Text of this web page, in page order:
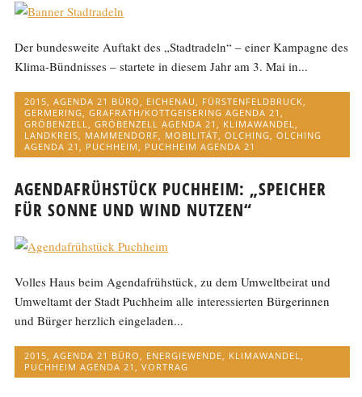
Der bundesweite Auftakt des „Stadtradeln“ – einer Kampagne des
Klima-Bündnisses – startete in diesem Jahr am 3. Mai in...
2015 ,AGENDA 21 BÜRO EICHENAU FÜRSTENFELDBRUCK
GERMERING ,GRAFRATH/KOTTGEISERING AGENDA 21
GRÖBENZELL
,GRÖBENZELL AGENDA 21 KLIMAWANDEL
LANDKREIS
MAMMENDORF MOBILITÄT ,OLCHING ,OLCHING
AGENDA 21
PUCHHEIM PUCHHEIM AGENDA 21
AGENDAFRÜHSTÜCK PUCHHEIM: „SPEICHER
FÜR SONNE UND WIND NUTZEN“
Volles Haus beim Agendafrühstück, zu dem Umweltbeirat und
Umweltamt der Stadt Puchheim alle interessierten Bürgerinnen
und Bürger herzlich eingeladen...
2015,AGENDA 21 BÜRO, ENERGIEWENDE, KLIMAWANDEL,
PUCHHEIM AGENDA 21,VORTRAG